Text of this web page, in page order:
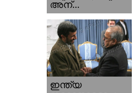
അന്...
ഇന്ത്യ